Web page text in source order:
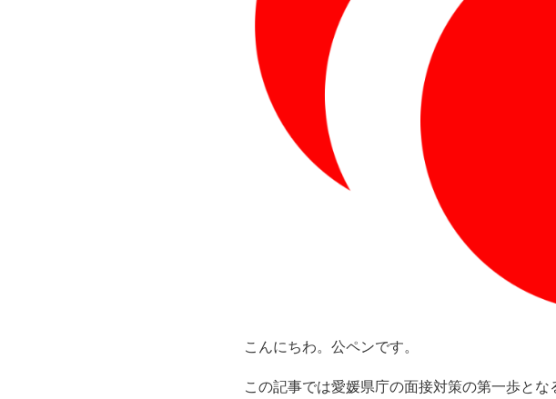
こんにちわ。公ペンです。
この記事では愛媛県庁の面接対策の第一歩と